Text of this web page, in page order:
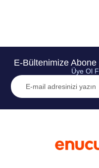
E-Bültenimize Abone
Üye Ol